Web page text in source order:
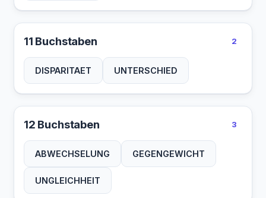
11 Buchstaben 2
DISPARITAET UNTERSCHIED
12 Buchstaben 3
ABWECHSELUNG GEGENGEWICHT
UNGLEICHHEIT